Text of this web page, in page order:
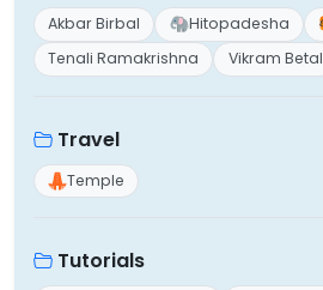
Akbar Birbal Hitopadesha
Tenali Ramakrishna
Vikram Betal
Travel
Temple
Tutorials